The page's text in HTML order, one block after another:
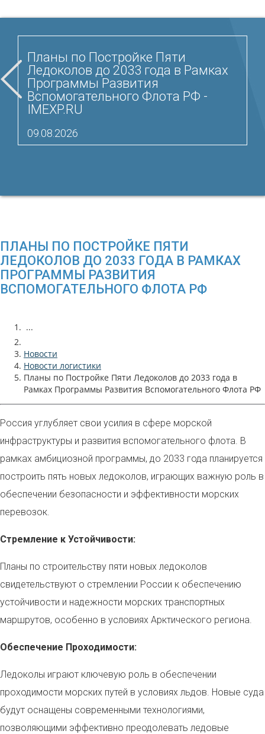
Планы по Постройке Пяти
Ледоколов до 2033 года в Рамках
Программы Развития
Вспомогательного Флота РФ -
IMEXP.RU
09.08.2026
ПЛАНЫ ПО ПОСТРОЙКЕ ПЯТИ
ЛЕДОКОЛОВ ДО 2033 ГОДА В РАМКАХ
ПРОГРАММЫ РАЗВИТИЯ
ВСПОМОГАТЕЛЬНОГО ФЛОТА РФ
...
Новости
Новости логистики
Планы по Постройке Пяти Ледоколов до 2033 года в
Рамках Программы Развития Вспомогательного Флота РФ
Россия углубляет свои усилия в сфере морской
инфраструктуры и развития вспомогательного флота. В
рамках амбициозной программы, до 2033 года планируется
построить пять новых ледоколов, играющих важную роль в
обеспечении безопасности и эффективности морских
перевозок.
Стремление к Устойчивости:
Планы по строительству пяти новых ледоколов
свидетельствуют о стремлении России к обеспечению
устойчивости и надежности морских транспортных
маршрутов, особенно в условиях Арктического региона.
Обеспечение Проходимости:
Ледоколы играют ключевую роль в обеспечении
проходимости морских путей в условиях льдов. Новые суда
будут оснащены современными технологиями,
позволяющими эффективно преодолевать ледовые